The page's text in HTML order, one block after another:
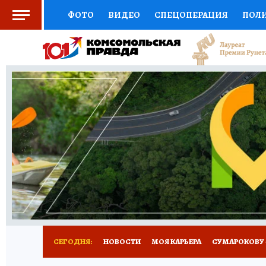
ФОТО ВИДЕО СПЕЦОПЕРАЦИЯ
СОЦПОДДЕРЖКА НАУКА АФИША
ВЫБОР ЭКСПЕРТОВ ДОКТОР
КНИЖНАЯ ПОЛКА ПРОГНОЗЫ НА СПОРТ
ПРЕСС-ЦЕНТР НЕДВИЖИМОСТЬ
РАДИО КП РЕКЛАМА ТЕСТЫ НОВОЕ
СЕГОДНЯ: НОВОСТИ МОЯ КАРЬЕРА СУМАРОКОВУ